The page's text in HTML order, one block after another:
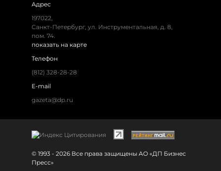
Адрес
197022,
Санкт-Петербург, ул. Инструментальная, д. 8,
пом. 74.
показать на карте
Телефон
(812) 328-28-28
E-mail
gazeta@dp.ru
© 1993 - 2026 Все права защищены АО «ДП Бизнес
Пресс»